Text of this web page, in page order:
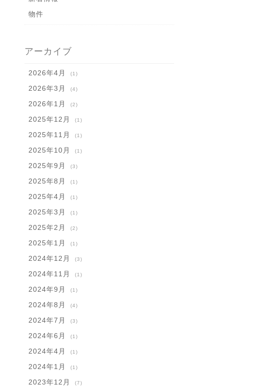
物件
アーカイブ
2026年4月 (1)
2026年3月 (4)
2026年1月 (2)
2025年12月 (1)
2025年11月 (1)
2025年10月 (1)
2025年9月 (3)
2025年8月 (1)
2025年4月 (1)
2025年3月 (1)
2025年2月 (2)
2025年1月 (1)
2024年12月 (3)
2024年11月 (1)
2024年9月 (1)
2024年8月 (4)
2024年7月 (3)
2024年6月 (1)
2024年4月 (1)
2024年1月 (1)
2023年12月 (7)